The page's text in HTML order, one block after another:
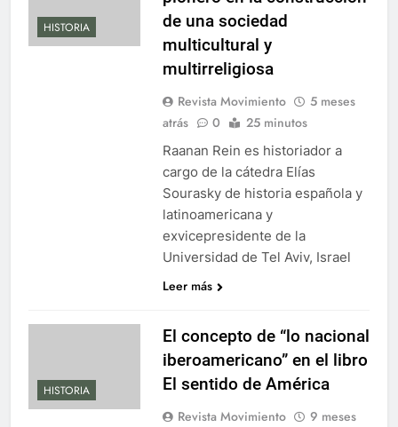
HISTORIA
de una sociedad
multicultural y
multirreligiosa
Revista Movimiento
5 meses
atrás
0 25 minutos
Raanan Rein es historiador a
cargo de la cátedra Elías
Sourasky de historia española y
latinoamericana y
exvicepresidente de la
Universidad de Tel Aviv, Israel
Leer más
HISTORIA
El concepto de “lo nacional
iberoamericano” en el libro
El sentido de América
Revista Movimiento
9 meses